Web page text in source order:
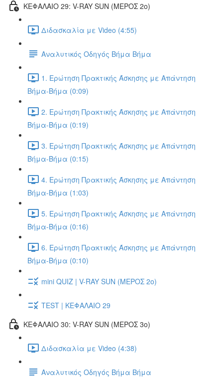
ΚΕΦΑΛΑΙΟ 29: V-RAY SUN (ΜΕΡΟΣ 2o)
Διδασκαλία με Video (4:55)
Αναλυτικός Οδηγός Βήμα Βήμα
1. Ερώτηση Πρακτικής Άσκησης με Απάντηση
Βήμα-Βήμα (0:09)
2. Ερώτηση Πρακτικής Άσκησης με Απάντηση
Βήμα-Βήμα (0:19)
3. Ερώτηση Πρακτικής Άσκησης με Απάντηση
Βήμα-Βήμα (0:15)
4. Ερώτηση Πρακτικής Άσκησης με Απάντηση
Βήμα-Βήμα (1:03)
5. Ερώτηση Πρακτικής Άσκησης με Απάντηση
Βήμα-Βήμα (0:16)
6. Ερώτηση Πρακτικής Άσκησης με Απάντηση
Βήμα-Βήμα (0:10)
mini QUIZ | V-RAY SUN (ΜΕΡΟΣ 2o)
TEST | ΚΕΦΑΛΑΙΟ 29
ΚΕΦΑΛΑΙΟ 30: V-RAY SUN (ΜΕΡΟΣ 3o)
Διδασκαλία με Video (4:38)
Αναλυτικός Οδηγός Βήμα Βήμα